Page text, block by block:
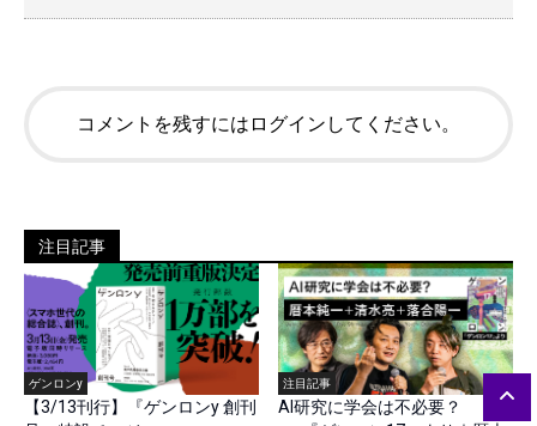
コメントを残すにはログインしてください。
注目記事
ゲンロンy
【3/13刊行】『ゲンロンy 創刊
注目記事
AI研究に学会は不必要？